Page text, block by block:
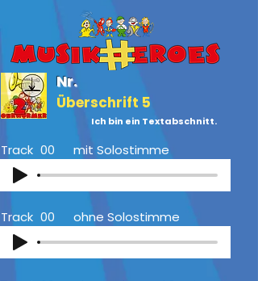
Nr.
Überschrift 5
Ich bin ein Textabschnitt.
Track 00 mit Solostimme
Track 00 ohne Solostimme